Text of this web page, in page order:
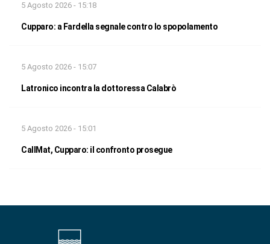
5 Agosto 2026 - 15:18
Cupparo: a Fardella segnale contro lo spopolamento
5 Agosto 2026 - 15:07
Latronico incontra la dottoressa Calabrò
5 Agosto 2026 - 15:01
CallMat, Cupparo: il confronto prosegue